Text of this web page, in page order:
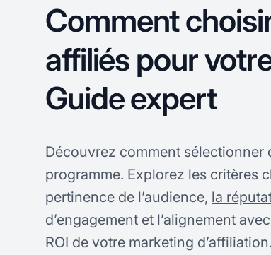
Comment
affiliés pour
Guide expert
Découvrez comment
programme. Explorez les critères
pertinence de l’audience, la
d’engagement et l’alignement
ROI de votre marketing d’affiliation.